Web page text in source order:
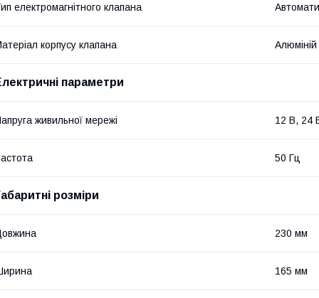
електромагнітного клапана
корпусу клапана Алюміній
параметри
живильної мережі 12 В, 24
50 Гц
розміри
230 мм
165 мм